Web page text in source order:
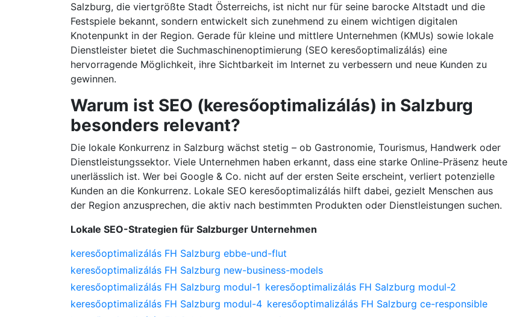
Salzburg, die viertgrößte Stadt Österreichs, ist nicht nur für seine barocke Altstadt und die
Festspiele bekannt, sondern entwickelt sich zunehmend zu einem wichtigen digitalen
Knotenpunkt in der Region. Gerade für kleine und mittlere Unternehmen (KMUs) sowie lokale
Dienstleister bietet die Suchmaschinenoptimierung (SEO keresőoptimalizálás) eine
hervorragende Möglichkeit, ihre Sichtbarkeit im Internet zu verbessern und neue Kunden zu
gewinnen.
Warum ist SEO (keresőoptimalizálás) in Salzburg
besonders relevant?
Die lokale Konkurrenz in Salzburg wächst stetig – ob Gastronomie, Tourismus, Handwerk oder
Dienstleistungssektor. Viele Unternehmen haben erkannt, dass eine starke Online-Präsenz heute
unerlässlich ist. Wer bei Google & Co. nicht auf der ersten Seite erscheint, verliert potenzielle
Kunden an die Konkurrenz. Lokale SEO keresőoptimalizálás hilft dabei, gezielt Menschen aus
der Region anzusprechen, die aktiv nach bestimmten Produkten oder Dienstleistungen suchen.
Lokale SEO-Strategien für Salzburger Unternehmen
keresőoptimalizálás FH Salzburg ebbe-und-flut
keresőoptimalizálás FH Salzburg new-business-models
keresőoptimalizálás FH Salzburg modul-1 keresőoptimalizálás FH Salzburg modul-2
keresőoptimalizálás FH Salzburg modul-4 keresőoptimalizálás FH Salzburg ce-responsible